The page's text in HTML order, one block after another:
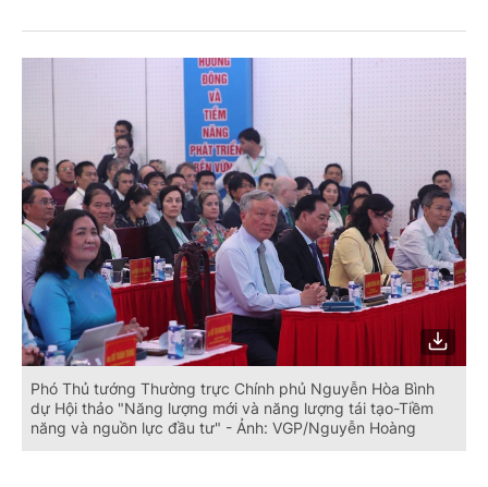
Phó Thủ tướng Thường trực Chính phủ Nguyễn Hòa Bình
dự Hội thảo "Năng lượng mới và năng lượng tái tạo-Tiềm
năng và nguồn lực đầu tư" - Ảnh: VGP/Nguyễn Hoàng